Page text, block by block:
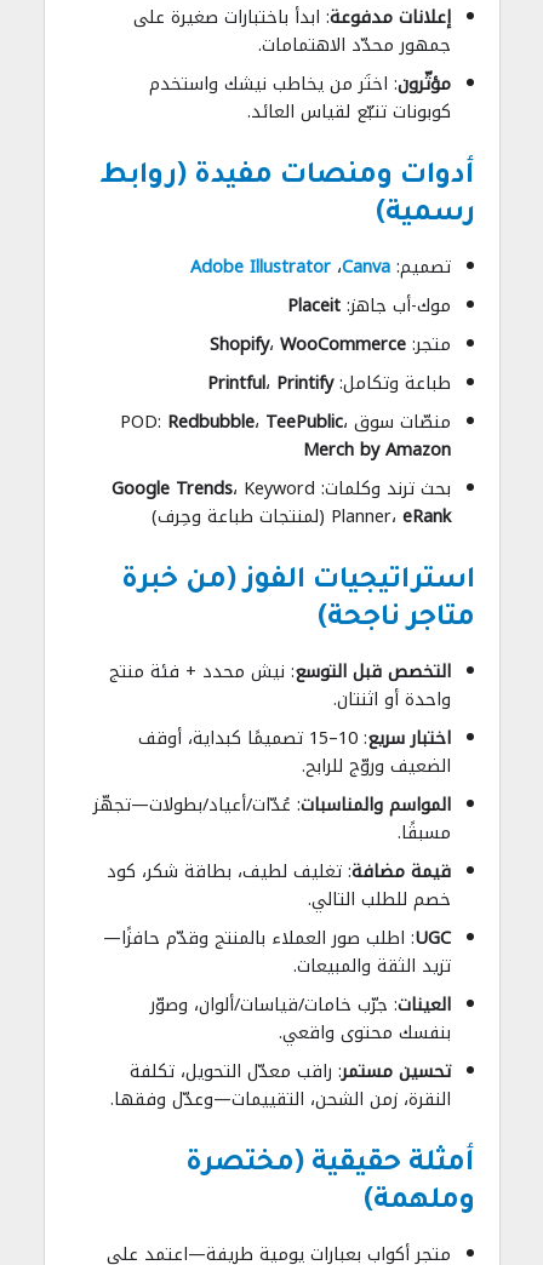
إعلانات مدفوعة: ابدأ باختبارات صغيرة على
جمهور محدّد الاهتمامات.
مؤثّرون: اختَر من يخاطب نيشك واستخدم
كوبونات تتبّع لقياس العائد.
أدوات ومنصات مفيدة (روابط
رسمية)
تصميم:Canva،Adobe Illustrator
موك-أب جاهز:Placeit
متجر:
Shopify، WooCommerce
طباعة وتكامل:
Printful، Printify
منصّات سوق POD:
Redbubble، TeePublic،
Merch by Amazon
بحث ترند وكلمات:
Google Trends، Keyword
Planner، eRank (لمنتجات طباعة وحِرف)
استراتيجيات الفوز (من خبرة
متاجر ناجحة)
التخصص قبل التوسع: نيش محدد + فئة منتج
واحدة أو اثنتان.
اختبار سريع
: 10–15 تصميمًا كبداية، أوقف
الضعيف وروّج للرابح.
المواسم والمناسبات: عُدّات/أعياد/بطولات—تجهّز
مسبقًا.
قيمة مضافة: تغليف لطيف، بطاقة شكر، كود
خصم للطلب التالي.
UGC: اطلب صور العملاء بالمنتج وقدّم حافزًا—
تزيد الثقة والمبيعات.
العينات: جرّب خامات/قياسات/ألوان، وصوّر
بنفسك محتوى واقعي.
تحسين مستمر: راقب معدّل التحويل، تكلفة
النقرة، زمن الشحن، التقييمات—وعدّل وفقها.
أمثلة حقيقية (مختصرة
وملهمة)
متجر أكواب بعبارات يومية طريفة—اعتمد على